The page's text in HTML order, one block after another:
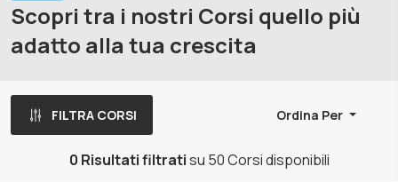
Scopri tra i nostri Corsi quello più
adatto alla tua crescita
FILTRA CORSI Ordina Per
0 Risultati filtratisu 50 Corsi disponibili